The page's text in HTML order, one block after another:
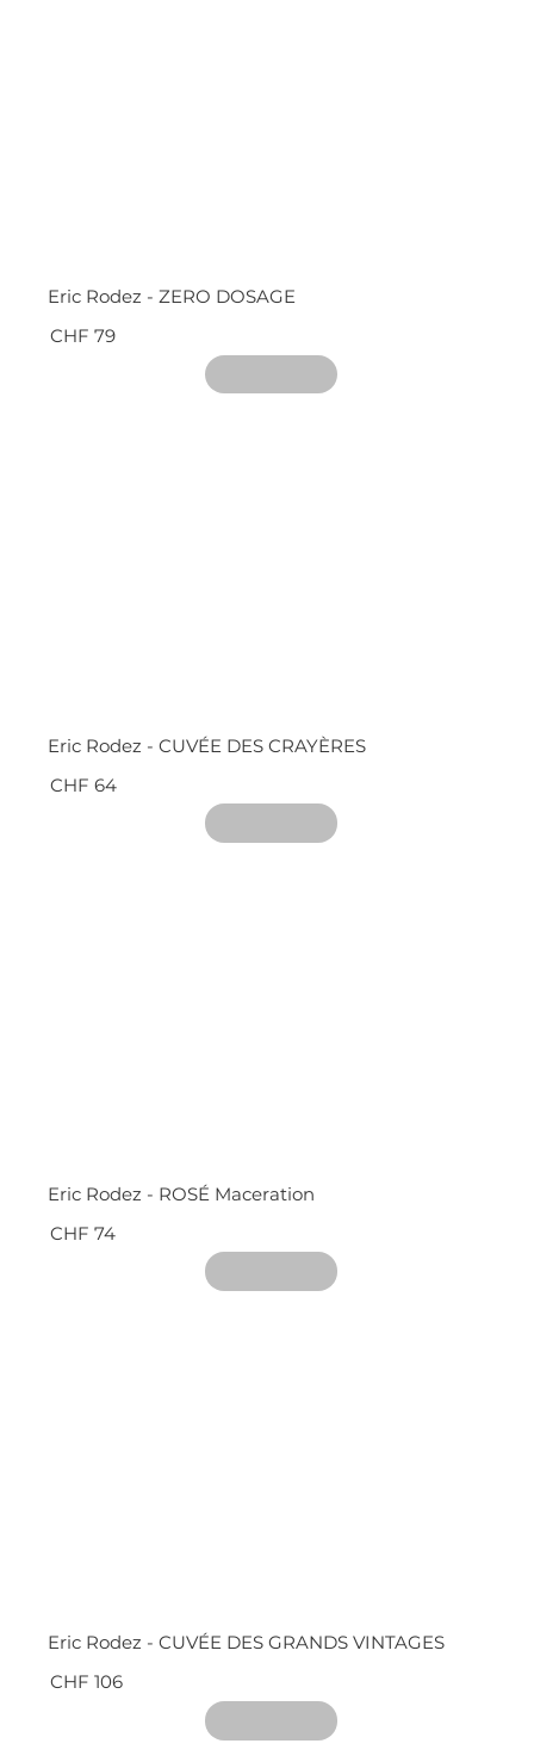
Eric Rodez - ZERO DOSAGE
CHF 79
Eric Rodez - CUVÉE DES CRAYÈRES
CHF 64
Eric Rodez - ROSÉ Maceration
CHF 74
Eric Rodez - CUVÉE DES GRANDS VINTAGES
CHF 106